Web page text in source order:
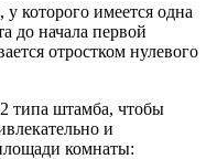
которого имеется одна
до начала первой
отростком нулевого
типа штамба, чтобы
и
комнаты: